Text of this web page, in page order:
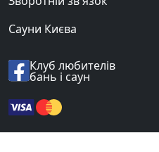
Сауни Києва
Клуб любителів
бань і саун
© 2012-2026 «BANI.UA».